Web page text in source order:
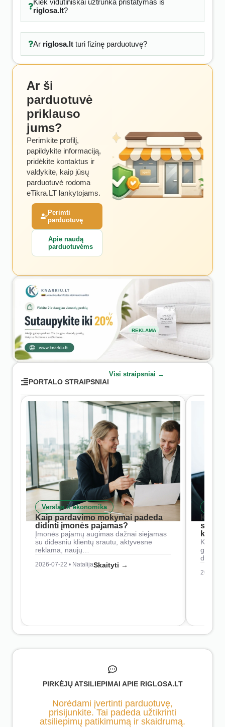
Kiek vidutiniškai užtrunka pristatymas iš
riglosa.lt?
Ar riglosa.ltturi fizinę parduotuvę?
Ar ši
parduotuvė
priklauso
jums?
Perimkite profilį,
papildykite informaciją,
pridėkite kontaktus ir
valdykite, kaip jūsų
parduotuvė rodoma
eTikra.LT lankytojams.
Perimti
parduotuvę
Apie naudą
parduotuvėms
REKLAMA
PORTALO STRAIPSNIAI
Visi straipsniai →
Verslas ir ekonomika
Kaip pardavimo mokymai padeda
didinti įmonės pajamas?
Įmonės pajamų augimas dažnai siejamas
su didesniu klientų srautu, aktyvesne
reklama, naujų…
2026-07-22 • NatalijaSkaityti →
Kaip
2026-
PIRKĖJŲ ATSILIEPIMAI APIE RIGLOSA.LT
Norėdami įvertinti parduotuvę,
prisijunkite. Tai padeda užtikrinti
atsiliepimų patikimumą ir skaidrumą.